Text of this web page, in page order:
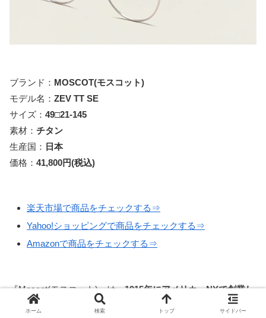
ブランド： MOSCOT(モスコット)
モデル名： ZEV TT SE
サイズ： 49□21-145
素材： チタン
生産国： 日本
価格： 41,800円(税込)
楽天市場で商品をチェックする⇒
Yahoo!ショッピングで商品をチェックする⇒
Amazonで商品をチェックする⇒
『Moscot(モスコット)』は、1915年にアメリカ・NYで創業し
たアイウェアブランド。
ホーム 検索 トップ サイドバー